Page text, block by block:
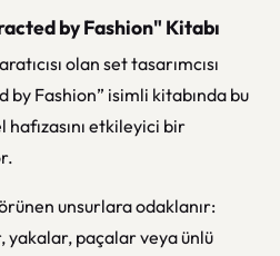
by Fashion" Kitabı
olan set tasarımcısı
Fashion” isimli kitabında bu
etkileyici bir
unsurlara odaklanır:
yakalar, paçalar veya ünlü